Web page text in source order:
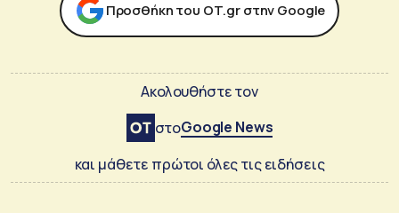
Προσθήκη του ΟΤ.gr στην Google
Ακολουθήστε τον
στοGoogle News
και μάθετε πρώτοι όλες τις ειδήσεις